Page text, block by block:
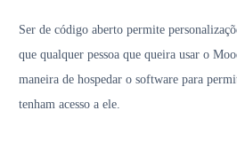
Ser de código aberto permite
que qualquer pessoa que queira usar o
maneira de hospedar o software para
tenham acesso a ele.